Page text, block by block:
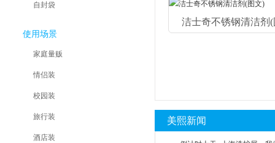
自封袋
使用场景
家庭量贩
情侣装
校园装
旅行装
酒店装
洁士奇不锈钢清洁剂(
美熙新闻